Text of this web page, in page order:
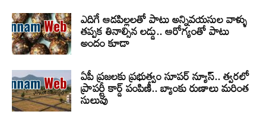
ఎదిగే ఆడపిల్లలతో పాటు అన్నివయసుల వాళ్ళు
తప్పక తినాల్సిన లడ్డు.. ఆరోగ్యంతో పాటు
అందం కూడా
ఏపీ ప్రజలకు ప్రభుత్వం సూపర్ న్యూస్.. త్వరలో
ప్రాపర్టీ కార్డ్ పంపిణీ.. బ్యాంకు రుణాలు మరింత
సులువు